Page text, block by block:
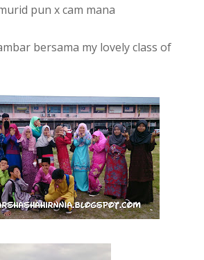
pun x cam mana
bersama my lovely class of